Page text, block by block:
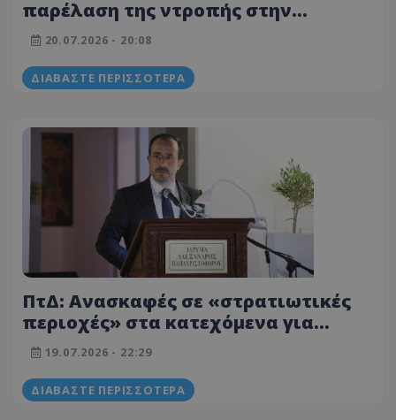
παρέλαση της ντροπής στην
κατεχόμενη Λευκωσία
20.07.2026 - 20:08
ΔΙΑΒΆΣΤΕ ΠΕΡΙΣΣΌΤΕΡΑ
ΠτΔ: Ανασκαφές σε «στρατιωτικές
περιοχές» στα κατεχόμενα για
αγνοούμενους θα θέσει σε κοινή
συνάντηση με ΓΓ ΟΗΕ και Τ/κ ηγέτη
19.07.2026 - 22:29
ΔΙΑΒΆΣΤΕ ΠΕΡΙΣΣΌΤΕΡΑ